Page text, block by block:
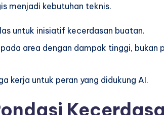
menjadi kebutuhan teknis.
untuk inisiatif kecerdasan buatan.
area dengan dampak tinggi, bukan
kerja untuk peran yang didukung AI.